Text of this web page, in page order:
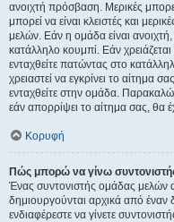
ανοιχτή πρόσβαση. Μερικές
μπορεί να είναι κλειστές και
μελών. Εάν η ομάδα είναι
κατάλληλο κουμπί. Εάν
ενταχθείτε πατώντας στο
χρειαστεί να εγκρίνει το αίτημα
ενταχθείτε στην ομάδα.
εάν απορρίψει το αίτημα σας, θα
Κορυφή
Πώς μπορώ να γίνω
Ένας συντονιστής ομάδας μελών
δημιουργούνται αρχικά από έναν
ενδιαφέρεστε να γίνετε